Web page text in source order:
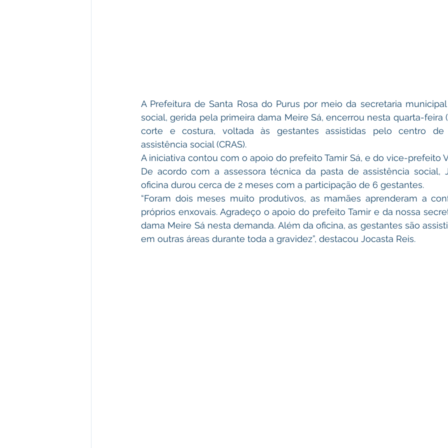
A Prefeitura de Santa Rosa do Purus por meio da secretaria
social, gerida pela primeira dama Meire Sá, encerrou nesta quarta-feira
corte e costura, voltada às gestantes assistidas pelo centro de
assistência social (CRAS).
A iniciativa contou com o apoio do prefeito Tamir Sá, e do vice-prefeito
De acordo com a assessora técnica da pasta de assistência social,
oficina durou cerca de 2 meses com a participação de 6 gestantes.
“Foram dois meses muito produtivos, as mamães aprenderam a
próprios enxovais. Agradeço o apoio do prefeito Tamir e da nossa
dama Meire Sá nesta demanda. Além da oficina, as gestantes são
em outras áreas durante toda a gravidez”, destacou Jocasta Reis.